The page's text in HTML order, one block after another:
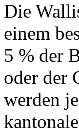
Die
einem
5 % der
oder der
werden